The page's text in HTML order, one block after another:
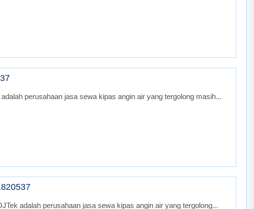
perusahaan jasa sewa kipas angin air yang tergolong masih...
adalah perusahaan jasa sewa kipas angin air yang tergolong...